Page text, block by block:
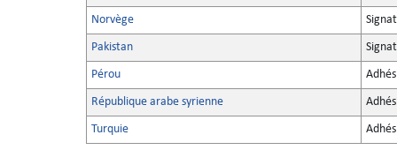
Norvège
Pakistan
Pérou
République arabe syrienne
Turquie